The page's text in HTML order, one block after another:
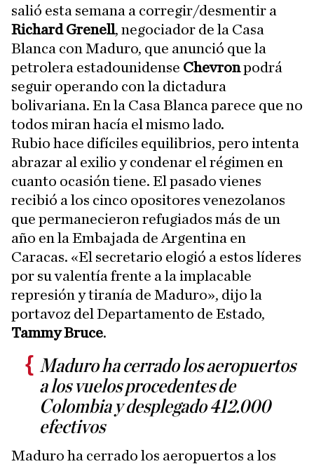
salió esta semana a corregir/desmentir a
Richard Grenell, negociador de la Casa
Blanca con Maduro, que anunció que la
petrolera estadounidense Chevronpodrá
seguir operando con la dictadura
bolivariana. En la Casa Blanca parece que no
todos miran hacía el mismo lado.
Rubio hace difíciles equilibrios, pero intenta
abrazar al exilio y condenar el régimen en
cuanto ocasión tiene. El pasado vienes
recibió a los cinco opositores venezolanos
que permanecieron refugiados más de un
año en la Embajada de Argentina en
Caracas. «El secretario elogió a estos líderes
por su valentía frente a la implacable
represión y tiranía de Maduro», dijo la
portavoz del Departamento de Estado,
Tammy Bruce.
Maduro ha cerrado los aeropuertos
a los vuelos procedentes de
Colombia y desplegado 412.000
efectivos
Maduro ha cerrado los aeropuertos a los